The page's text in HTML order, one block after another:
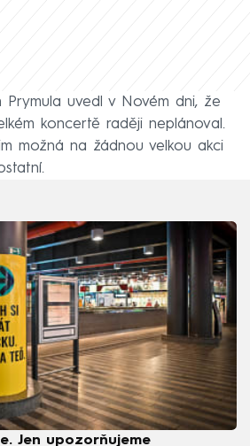
Prymula uvedl v Novém dni, že
koncertě raději neplánoval.
možná na žádnou velkou akci
Jen upozorňujeme